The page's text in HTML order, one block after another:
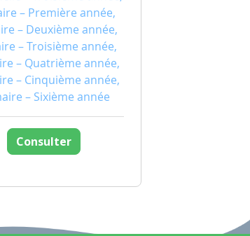
– Première année,
– Deuxième année,
– Troisième année,
– Quatrième année,
– Cinquième année,
– Sixième année
Consulter